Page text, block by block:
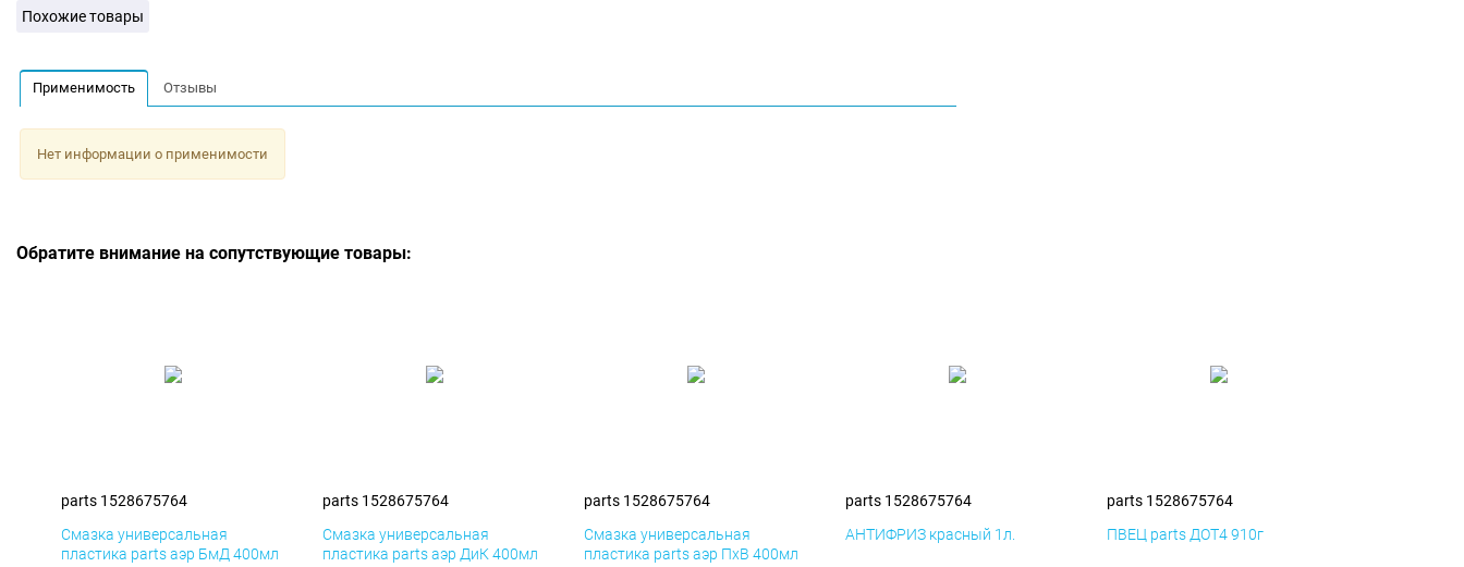
Похожие товары
Применимость Отзывы
Нет информации о применимости
Обратите внимание на сопутствующие товары:
parts 1528675764
Смазка универсальная
пластика parts аэр БмД 400мл
parts 1528675764
Смазка универсальная
пластика parts аэр ДиК 400мл
parts 1528675764
Смазка универсальная
пластика parts аэр ПхВ 400мл
parts 1528675764
АНТИФРИЗ красный 1л.
parts 1528675764
ПВЕЦ parts ДОТ4 910г